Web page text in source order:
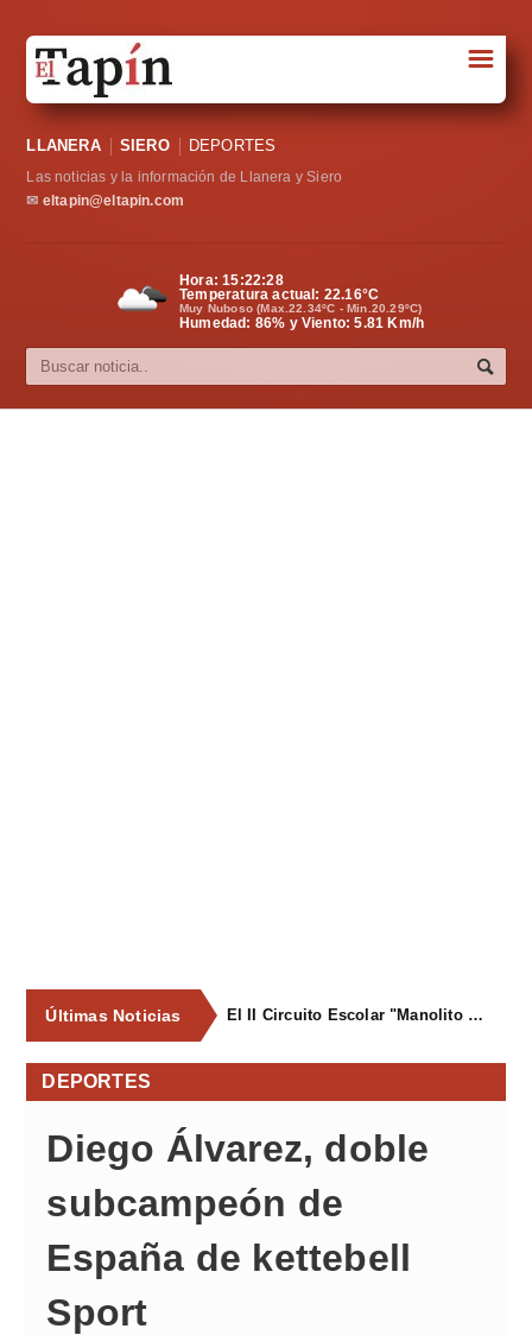
Sociedad
Política
Cultura
☰
LLANERA SIERO DEPORTES
Las noticias y la información de Llanera y Siero
✉ eltapin@eltapin.com
Hora:15:22:28
Temperatura actual: 22.16°C
Muy Nuboso (Max.22.34ºC - Min.20.29ºC)
Humedad: 86% y Viento: 5.81 Km/h
Últimas Noticias El II Circuito Escolar "Manolito el Pegu" volvió a reunir a las jóvenes promesas del ciclismo asturiano en El Carbayu
DEPORTES
Diego Álvarez, doble
subcampeón de
España de kettebell
Sport